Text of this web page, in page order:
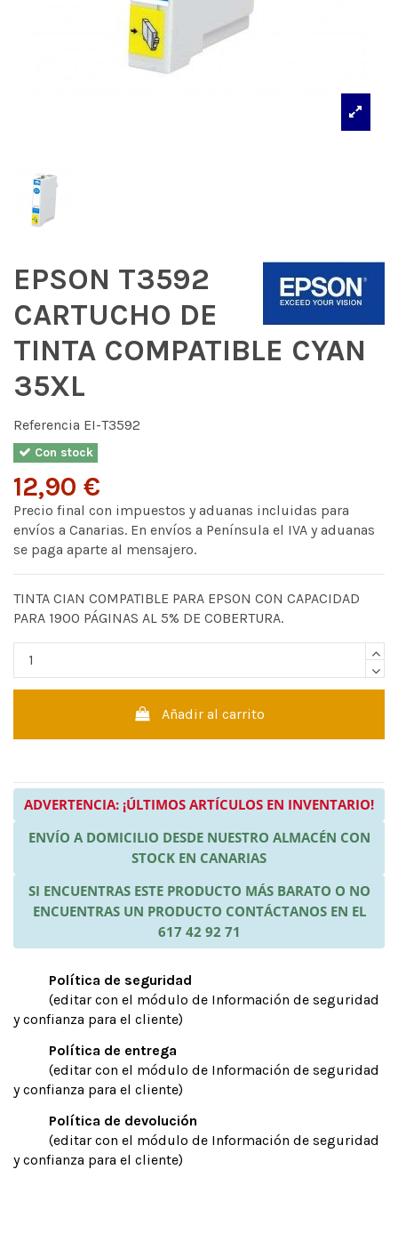
EPSON T3592
CARTUCHO DE
TINTA COMPATIBLE CYAN
35XL
Referencia EI-T3592
Con stock
12,90 €
Precio final con impuestos y aduanas incluidas para
envíos a Canarias. En envíos a Península el IVA y aduanas
se paga aparte al mensajero.
TINTA CIAN COMPATIBLE PARA EPSON CON CAPACIDAD
PARA 1900 PÁGINAS AL 5% DE COBERTURA.
Añadir al carrito
ADVERTENCIA: ¡ÚLTIMOS ARTÍCULOS EN INVENTARIO!
ENVÍO A DOMICILIO DESDE NUESTRO ALMACÉN CON
STOCK EN CANARIAS
SI ENCUENTRAS ESTE PRODUCTO MÁS BARATO O NO
ENCUENTRAS UN PRODUCTO CONTÁCTANOS EN EL
617 42 92 71
Política de seguridad
(editar con el módulo de Información de seguridad
y confianza para el cliente)
Política de entrega
(editar con el módulo de Información de seguridad
y confianza para el cliente)
Política de devolución
(editar con el módulo de Información de seguridad
y confianza para el cliente)